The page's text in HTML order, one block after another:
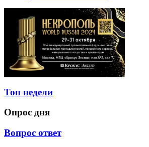
Топ недели
Опрос дня
Вопрос ответ